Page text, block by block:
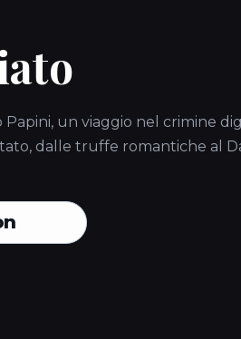
un viaggio nel crimine
dalle truffe romantiche al
automatica ai commenti
Content Showcase
e rilevazioni